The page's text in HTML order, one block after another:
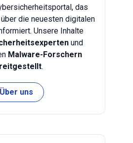
das
die neuesten digitalen
Unsere Inhalte
und
Malware-Forschern
.
Über uns